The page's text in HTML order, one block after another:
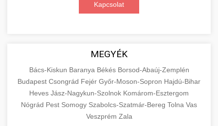
Kapcsolat
MEGYÉK
Bács-Kiskun Baranya Békés Borsod-Abaúj-Zemplén
Budapest Csongrád Fejér Győr-Moson-Sopron Hajdú-Bihar
Heves Jász-Nagykun-Szolnok Komárom-Esztergom
Nógrád Pest Somogy Szabolcs-Szatmár-Bereg Tolna Vas
Veszprém Zala